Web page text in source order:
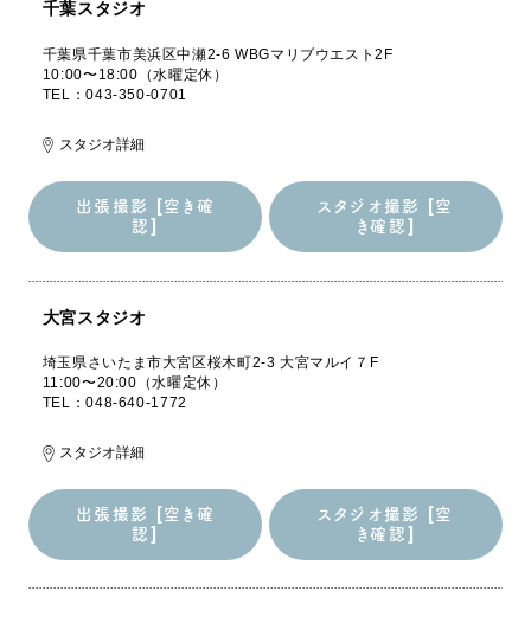
千葉スタジオ
千葉県千葉市美浜区中瀬2-6 WBGマリブウエスト2F
10:00〜18:00（水曜定休）
TEL：043-350-0701
スタジオ詳細
出張撮影 [空き確
認]
出張撮影 [空き確
スタジオ撮影 [空
き確認]
スタジオ撮影 [空
大宮スタジオ
埼玉県さいたま市大宮区桜木町2-3 大宮マルイ７F
11:00〜20:00（水曜定休）
TEL：048-640-1772
スタジオ詳細
出張撮影 [空き確
認]
出張撮影 [空き確
スタジオ撮影 [空
き確認]
スタジオ撮影 [空